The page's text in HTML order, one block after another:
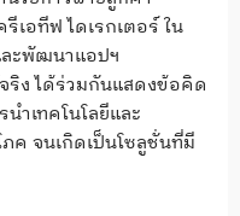
อทีฟ ไดเรกเตอร์ ใน
ะพัฒนาแอปฯ
ริง ได้ร่วมกันแสดงข้อคิด
ำเทคโนโลยีและ
ค จนเกิดเป็นโซลูชั่นที่มี